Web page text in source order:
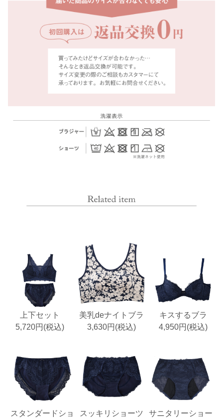
上下セット 美乳deナイトブラ
キスするブラ
5,720円(税込)
3,630円(税込) 4,950円(税込)
スタンダードショ
スッキリショーツ
サニタリーショー